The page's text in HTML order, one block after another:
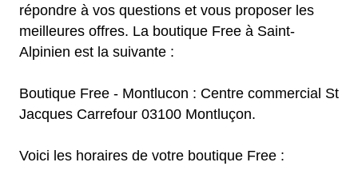
répondre à vos questions et vous proposer les
meilleures offres. La boutique Free à Saint-
Alpinien est la suivante :
Boutique Free - Montlucon : Centre commercial St
Jacques Carrefour 03100 Montluçon.
Voici les horaires de votre boutique Free :